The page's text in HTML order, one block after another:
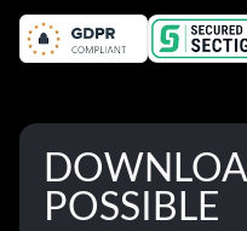
POSSIBLE